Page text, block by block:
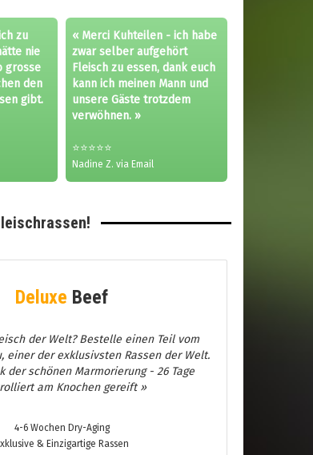
zu
nie
grosse
den
gibt.
« Merci Kuhteilen - ich habe
zwar selber aufgehört
Fleisch zu essen, dank euch
kann ich meinen Mann und
unsere Gäste trotzdem
verwöhnen. »
⭐⭐⭐⭐⭐
Nadine Z. via Email
Deluxe Beef
der Welt? Bestelle einen Teil vom
einer der exklusivsten Rassen der Welt.
der schönen Marmorierung - 26 Tage
am Knochen gereift »
4-6 Wochen Dry-Aging
& Einzigartige Rassen